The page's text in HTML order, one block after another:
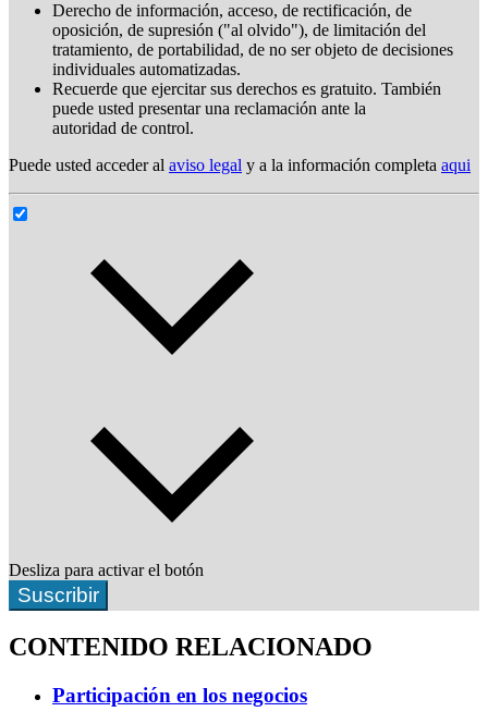
Derecho de información, acceso, de rectificación, de
oposición, de supresión ("al olvido"), de limitación del
tratamiento, de portabilidad, de no ser objeto de decisiones
individuales automatizadas.
Recuerde que ejercitar sus derechos es gratuito. También
puede usted presentar una reclamación ante la
autoridad de control.
Puede usted acceder al aviso legal y a la información completa aqui
Desliza para activar el botón
Suscribir
CONTENIDO RELACIONADO
Participación en los negocios